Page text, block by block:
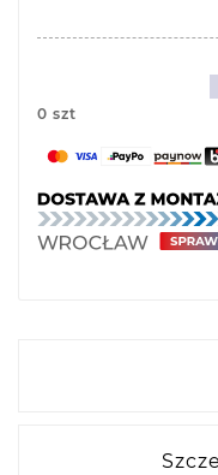
0 szt